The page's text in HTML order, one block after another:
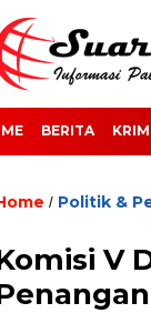
BERITA
/ Politik &
V